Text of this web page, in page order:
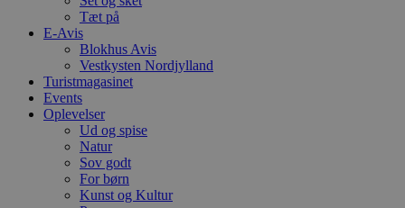
Tæt på
E-Avis
Blokhus Avis
Vestkysten Nordjylland
Turistmagasinet
Events
Oplevelser
Ud og spise
Natur
Sov godt
For børn
Kunst og Kultur